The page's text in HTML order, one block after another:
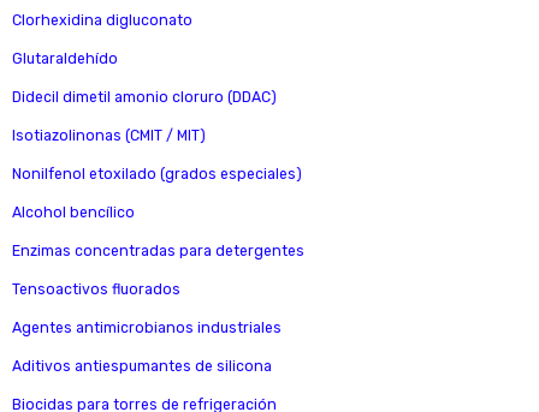
Clorhexidina digluconato
Glutaraldehído
Didecil dimetil amonio cloruro (DDAC)
Isotiazolinonas (CMIT / MIT)
Nonilfenol etoxilado (grados especiales)
Alcohol bencílico
Enzimas concentradas para detergentes
Tensoactivos fluorados
Agentes antimicrobianos industriales
Aditivos antiespumantes de silicona
Biocidas para torres de refrigeración